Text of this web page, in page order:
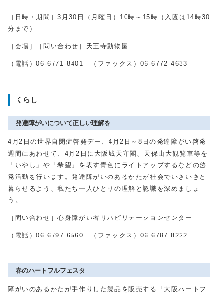
［日時・期間］3 月30 日（月曜日） 10時～ 15 時（入園は 14 時30
分まで）
［会場］［問い合わせ］天王寺動物園
（電話）06-6771-8401 （ファックス）06-6772-4633
くらし
発達障がいについて正しい理解を
4月2 日の世界自閉症啓発デー、4 月2 日～8日の発達障がい啓発
週間にあわせて、 4 月2 日に大阪城天守閣、天保山大観覧車等を
「いやし」や「希望」を表す青色にライトアップするなどの啓
発活動を行います。発達障がいのあるかたが社会でいきいきと
暮らせるよう、私たち一人ひとりの理解と認識を深めましょ
う。
［問い合わせ］心身障がい者リハビリテーションセンター
（電話）06-6797-6560 （ファックス）06-6797-8222
春のハートフルフェスタ
障がいのあるかたが手作りした製品を販売する「大阪ハートフ